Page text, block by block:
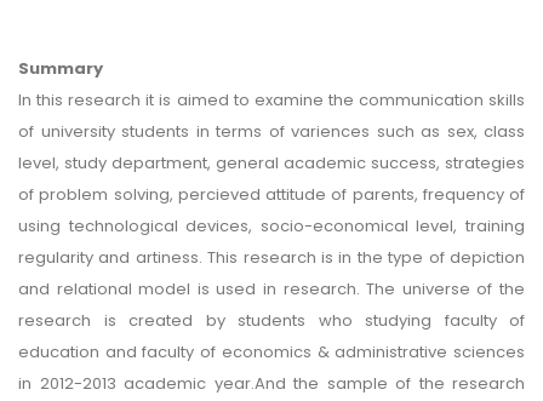
Summary
In this research it is aimed to examine the communication skills
of university students in terms of variences such as sex, class
level, study department, general academic success, strategies
of problem solving, percieved attitude of parents, frequency of
using technological devices, socio-economical level, training
regularity and artiness. This research is in the type of depiction
and relational model is used in research. The universe of the
research is created by students who studying faculty of
education and faculty of economics & administrative sciences
in 2012-2013 academic year.And the sample of the research